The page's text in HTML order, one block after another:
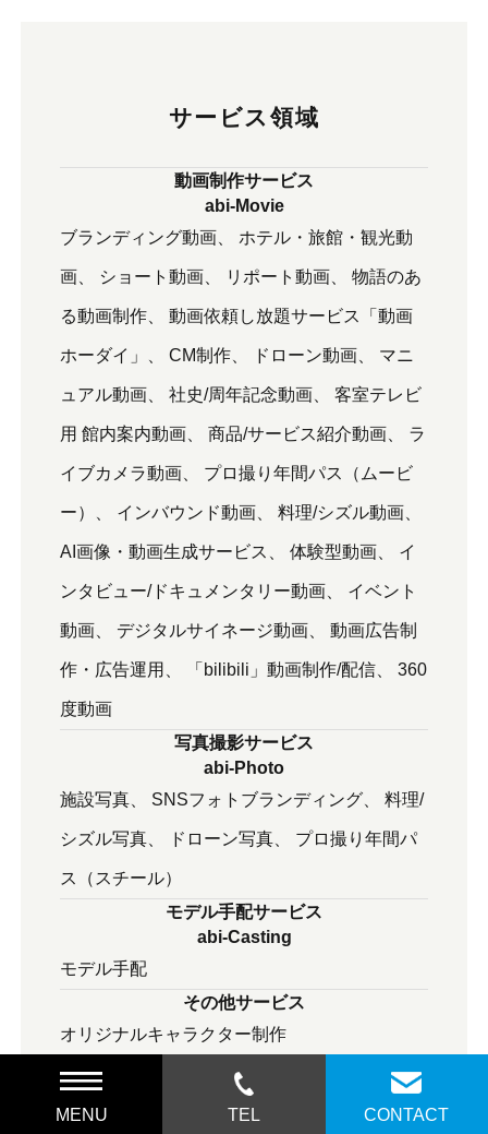
MENU TEL CONTACT
サービス領域
動画制作サービス
abi-Movie
ブランディング動画
ホテル・旅館・観光動
画 ショート動画 リポート動画 物語のあ
る動画制作 動画依頼し放題サービス「動画
ホーダイ」 CM制作 ドローン動画 マニ
ュアル動画 社史/周年記念動画 客室テレビ
用 館内案内動画 商品/サービス紹介動画 ラ
イブカメラ動画 プロ撮り年間パス（ムービ
ー） インバウンド動画 料理/シズル動画
AI画像・動画生成サービス 体験型動画 イ
ンタビュー/ドキュメンタリー動画 イベント
動画 デジタルサイネージ動画 動画広告制
作・広告運用 「bilibili」動画制作/配信 360
度動画
写真撮影サービス
abi-Photo
施設写真
SNSフォトブランディング 料理/
シズル写真 ドローン写真 プロ撮り年間パ
ス（スチール）
モデル手配サービス
abi-Casting
モデル⼿配
その他サービス
オリジナルキャラクター制作